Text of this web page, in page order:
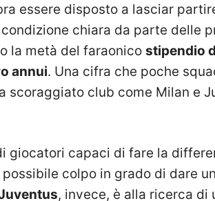
essere disposto a lasciar
condizione chiara da parte delle
la metà del faraonico stipendio
annui. Una cifra che poche
scoraggiato club come Milan e
giocatori capaci di fare la
colpo in grado di dare
, invece, è alla ricerca di